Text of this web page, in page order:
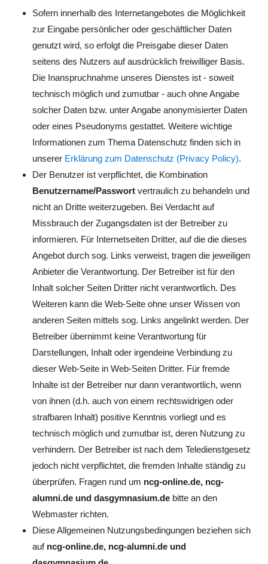
Sofern innerhalb des Internetangebotes die Möglichkeit
zur Eingabe persönlicher oder geschäftlicher Daten
genutzt wird, so erfolgt die Preisgabe dieser Daten
seitens des Nutzers auf ausdrücklich freiwilliger Basis.
Die Inanspruchnahme unseres Dienstes ist - soweit
technisch möglich und zumutbar - auch ohne Angabe
solcher Daten bzw. unter Angabe anonymisierter Daten
oder eines Pseudonyms gestattet. Weitere wichtige
Informationen zum Thema Datenschutz finden sich in
unserer Erklärung zum Datenschutz (Privacy Policy).
Der Benutzer ist verpflichtet, die Kombination
Benutzername/Passwortvertraulich zu behandeln und
nicht an Dritte weiterzugeben. Bei Verdacht auf
Missbrauch der Zugangsdaten ist der Betreiber zu
informieren. Für Internetseiten Dritter, auf die die dieses
Angebot durch sog. Links verweist, tragen die jeweiligen
Anbieter die Verantwortung. Der Betreiber ist für den
Inhalt solcher Seiten Dritter nicht verantwortlich. Des
Weiteren kann die Web-Seite ohne unser Wissen von
anderen Seiten mittels sog. Links angelinkt werden. Der
Betreiber übernimmt keine Verantwortung für
Darstellungen, Inhalt oder irgendeine Verbindung zu
dieser Web-Seite in Web-Seiten Dritter. Für fremde
Inhalte ist der Betreiber nur dann verantwortlich, wenn
von ihnen (d.h. auch von einem rechtswidrigen oder
strafbaren Inhalt) positive Kenntnis vorliegt und es
technisch möglich und zumutbar ist, deren Nutzung zu
verhindern. Der Betreiber ist nach dem Teledienstgesetz
jedoch nicht verpflichtet, die fremden Inhalte ständig zu
überprüfen. Fragen rund um ncg-online.de, ncg-
alumni.de und dasgymnasium.debitte an den
Webmaster richten.
Diese Allgemeinen Nutzungsbedingungen beziehen sich
auf ncg-online.de, ncg-alumni.de und